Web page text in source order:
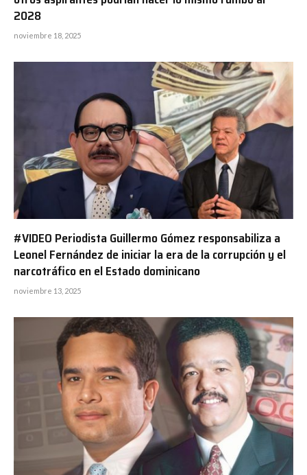
2028
noviembre 18, 2025
#VIDEO Periodista Guillermo Gómez responsabiliza a
Leonel Fernández de iniciar la era de la corrupción y el
narcotráfico en el Estado dominicano
noviembre 13, 2025